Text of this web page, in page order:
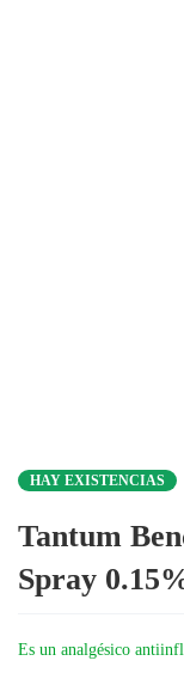
HAY EXISTENCIAS
Tantum
Spray
Es un analgésico